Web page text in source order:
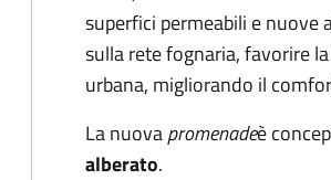
superfici permeabili e nuove
sulla rete fognaria, favorire
urbana, migliorando il
La nuovapromenadeè
alberato.